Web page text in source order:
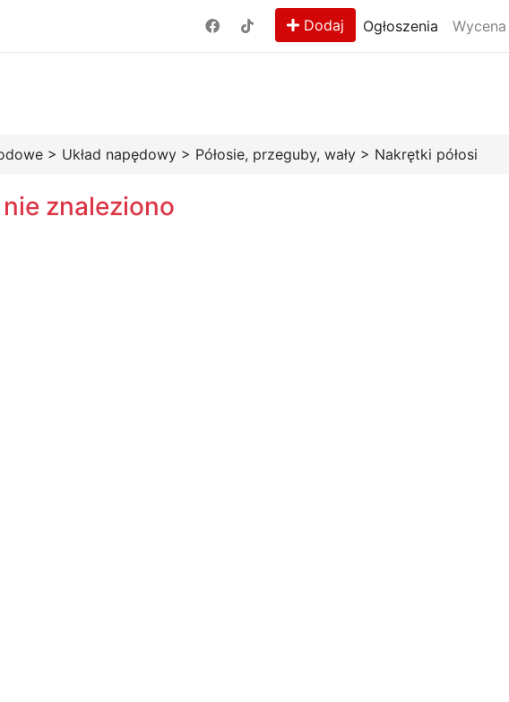
Dodaj Ogłoszenia
> Układ napędowy > Półosie, przeguby, wały > Nakrętki półosi
znaleziono